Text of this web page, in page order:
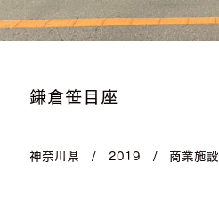
鎌倉笹目座
神奈川県 / 2019 / 商業施設